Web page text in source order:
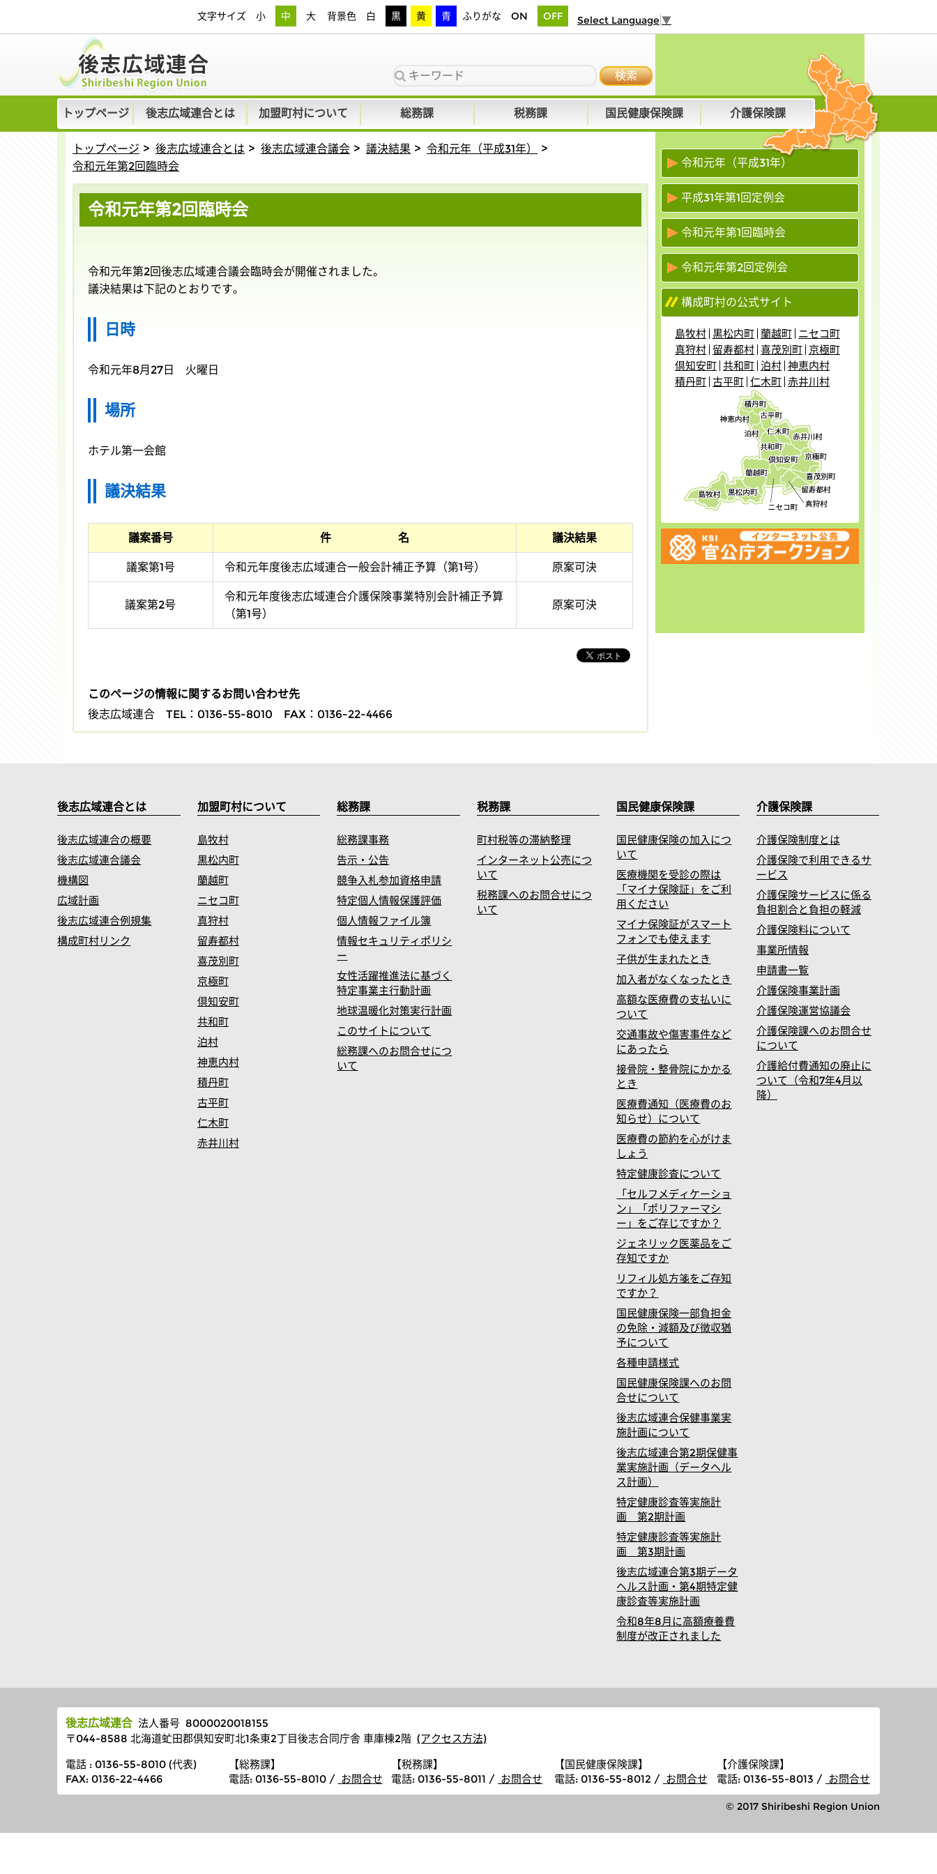
文字サイズ 小 中 大 背景色 白 黒 黄 青 ふりがな ON OFF Select Language ▼
検索
トップページ 後志広域連合とは 加盟町村について 総務課 税務課 国民健康保険課 介護保険課
トップページ 後志広域連合とは 後志広域連合議会 議決結果
令和元年（平成31年）
令和元年第2回臨時会
令和元年第2回臨時会
令和元年第2回後志広域連合議会臨時会が開催されました。
議決結果は下記のとおりです。
日時
令和元年8月27日 火曜日
場所
ホテル第一会館
議決結果
議案番号 件 名 議決結果
議案第1号 令和元年度後志広域連合一般会計補正予算（第1号） 原案可決
議案第2号
令和元年度後志広域連合介護保険事業特別会計補正予算
（第1号）
原案可決
このページの情報に関するお問い合わせ先
後志広域連合
TEL：0136-55-8010 FAX：0136-22-4466
令和元年（平成31年）
平成31年第1回定例会
令和元年第1回臨時会
令和元年第2回定例会
構成町村の公式サイト
島牧村 黒松内町 蘭越町 ニセコ町
真狩村 留寿都村 喜茂別町 京極町
倶知安町 共和町 泊村 神恵内村
積丹町 古平町 仁木町 赤井川村
後志広域連合とは
後志広域連合の概要
後志広域連合議会
機構図
広域計画
後志広域連合例規集
構成町村リンク
加盟町村について
島牧村
黒松内町
蘭越町
ニセコ町
真狩村
留寿都村
喜茂別町
京極町
倶知安町
共和町
泊村
神恵内村
積丹町
古平町
仁木町
赤井川村
総務課
総務課事務
告示・公告
競争入札参加資格申請
特定個人情報保護評価
個人情報ファイル簿
情報セキュリティポリシ
ー
女性活躍推進法に基づく
特定事業主行動計画
地球温暖化対策実行計画
このサイトについて
総務課へのお問合せにつ
いて
税務課
町村税等の滞納整理
インターネット公売につ
いて
税務課へのお問合せにつ
いて
国民健康保険課
国民健康保険の加入につ
いて
医療機関を受診の際は
「マイナ保険証」をご利
用ください
マイナ保険証がスマート
フォンでも使えます
子供が生まれたとき
加入者がなくなったとき
高額な医療費の支払いに
ついて
交通事故や傷害事件など
にあったら
接骨院・整骨院にかかる
とき
医療費通知（医療費のお
知らせ）について
医療費の節約を心がけま
しょう
特定健康診査について
「セルフメディケーショ
ン」「ポリファーマシ
ー」をご存じですか？
ジェネリック医薬品をご
存知ですか
リフィル処方箋をご存知
ですか？
国民健康保険一部負担金
の免除・減額及び徴収猶
予について
各種申請様式
国民健康保険課へのお問
合せについて
後志広域連合保健事業実
施計画について
後志広域連合第2期保健事
業実施計画（データヘル
ス計画）
特定健康診査等実施計
画 第2期計画
特定健康診査等実施計
画 第3期計画
後志広域連合第3期データ
ヘルス計画・第4期特定健
康診査等実施計画
令和8年8月に高額療養費
制度が改正されました
介護保険課
介護保険制度とは
介護保険で利用できるサ
ービス
介護保険サービスに係る
負担割合と負担の軽減
介護保険料について
事業所情報
申請書一覧
介護保険事業計画
介護保険運営協議会
介護保険課へのお問合せ
について
介護給付費通知の廃止に
ついて（令和7年4月以
降）
後志広域連合 法人番号 8000020018155
〒044-8588 北海道虻田郡倶知安町北1条東2丁目後志合同庁舎 車庫棟2階 (アクセス方法)
電話 : 0136-55-8010 (代表)
FAX: 0136-22-4466
【総務課】
電話: 0136-55-8010 / お問合せ
【税務課】
電話: 0136-55-8011 / お問合せ
【国民健康保険課】
電話: 0136-55-8012 / お問合せ
【介護保険課】
電話: 0136-55-8013 / お問合せ
© 2017 Shiribeshi Region Union